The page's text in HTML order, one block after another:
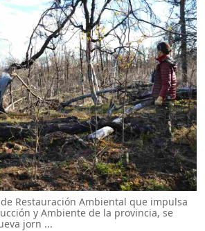
Restauración Ambiental que impulsa
y Ambiente de la provincia, se
jorn ...